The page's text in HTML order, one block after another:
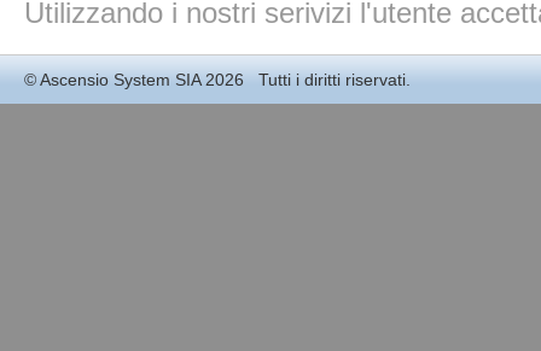
Utilizzando i nostri serivizi l'utente
©Ascensio System SIA2026 Tutti i diritti riservati.